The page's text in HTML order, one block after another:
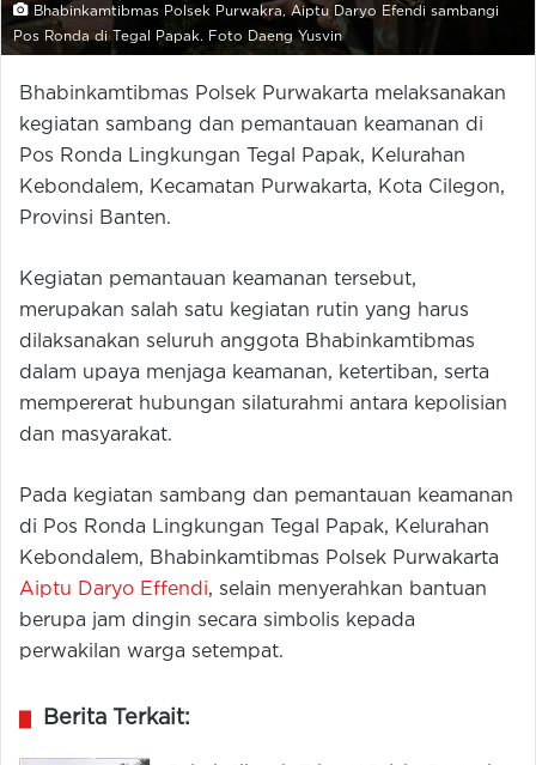
Bhabinkamtibmas Polsek Purwakra, Aiptu Daryo Efendi sambangi
Pos Ronda di Tegal Papak. Foto Daeng Yusvin
Bhabinkamtibmas Polsek Purwakarta melaksanakan
kegiatan sambang dan pemantauan keamanan di
Pos Ronda Lingkungan Tegal Papak, Kelurahan
Kebondalem, Kecamatan Purwakarta, Kota Cilegon,
Provinsi Banten.
Kegiatan pemantauan keamanan tersebut,
merupakan salah satu kegiatan rutin yang harus
dilaksanakan seluruh anggota Bhabinkamtibmas
dalam upaya menjaga keamanan, ketertiban, serta
mempererat hubungan silaturahmi antara kepolisian
dan masyarakat.
Pada kegiatan sambang dan pemantauan keamanan
di Pos Ronda Lingkungan Tegal Papak, Kelurahan
Kebondalem, Bhabinkamtibmas Polsek Purwakarta
Aiptu Daryo Effendi, selain menyerahkan bantuan
berupa jam dingin secara simbolis kepada
perwakilan warga setempat.
Berita Terkait: